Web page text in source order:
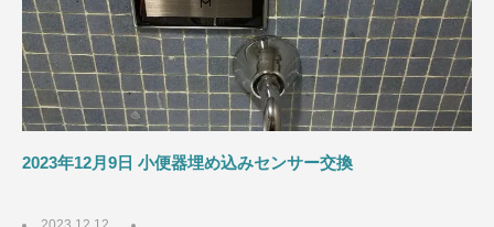
2023年12月9日 小便器埋め込みセンサー交換